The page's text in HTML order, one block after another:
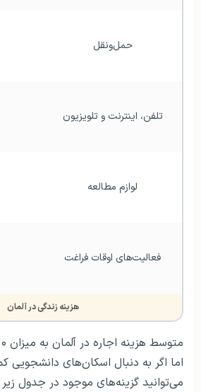
حمل‌ونقل
تلفن، اینترنت و تلویزیون
لوازم مطالعه
فعالیت‌های اوقات فراغت
هزینه زندگی در آلمان
اما اگر به دنبال اسکان‌های دانشجویی
می‌توانید گزینه‌های موجود در جدول زیر